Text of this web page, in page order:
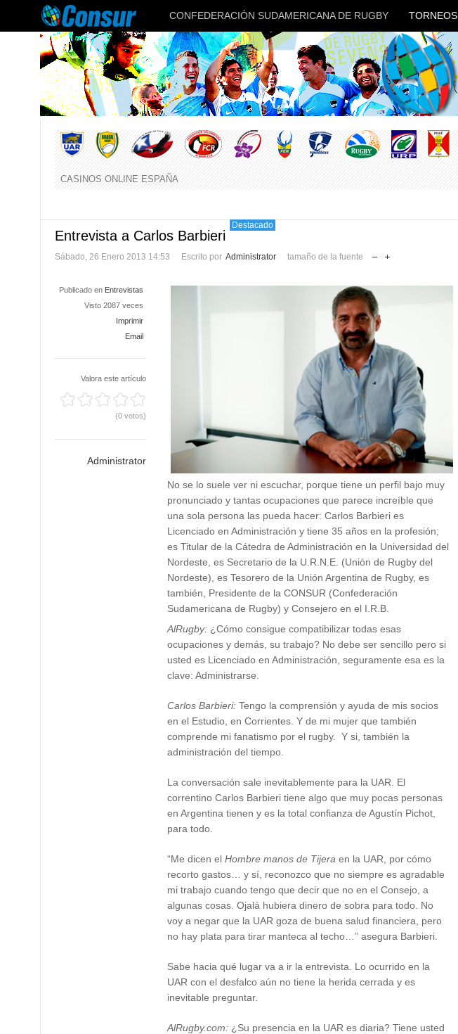
CONFEDERACIÓN SUDAMERICANA DE RUGBY TORNEOS
CASINOS ONLINE ESPAÑA
Entrevista a Carlos Barbieri
Destacado
Sábado, 26 Enero 2013 14:53 Escrito por Administrator tamaño de la fuente
Publicado en Entrevistas
Visto 2087 veces
Imprimir
Email
Valora este artículo
(0 votos)
Administrator
No se lo suele ver ni escuchar, porque tiene un perfil bajo muy
pronunciado y tantas ocupaciones que parece increíble que
una sola persona las pueda hacer: Carlos Barbieri es
Licenciado en Administración y tiene 35 años en la profesión;
es Titular de la Cátedra de Administración en la Universidad del
Nordeste, es Secretario de la U.R.N.E. (Unión de Rugby del
Nordeste), es Tesorero de la Unión Argentina de Rugby, es
también, Presidente de la CONSUR (Confederación
Sudamericana de Rugby) y Consejero en el I.R.B.
AlRugby: ¿Cómo consigue compatibilizar todas esas
ocupaciones y demás, su trabajo? No debe ser sencillo pero si
usted es Licenciado en Administración, seguramente esa es la
clave: Administrarse.
Carlos Barbieri: Tengo la comprensión y ayuda de mis socios
en el Estudio, en Corrientes. Y de mi mujer que también
comprende mi fanatismo por el rugby. Y si, también la
administración del tiempo.
La conversación sale inevitablemente para la UAR. El
correntino Carlos Barbieri tiene algo que muy pocas personas
en Argentina tienen y es la total confianza de Agustín Pichot,
para todo.
“Me dicen el Hombre manos de Tijera en la UAR, por cómo
recorto gastos… y sí, reconozco que no siempre es agradable
mi trabajo cuando tengo que decir que no en el Consejo, a
algunas cosas. Ojalá hubiera dinero de sobra para todo. No
voy a negar que la UAR goza de buena salud financiera, pero
no hay plata para tirar manteca al techo…” asegura Barbieri.
Sabe hacia qué lugar va a ir la entrevista. Lo ocurrido en la
UAR con el desfalco aún no tiene la herida cerrada y es
inevitable preguntar.
AlRugby.com: ¿Su presencia en la UAR es diaria? Tiene usted